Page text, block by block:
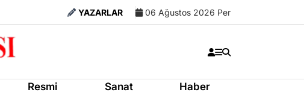
YAZARLAR 06 Ağustos 2026 Per
Resmi
Sanat
Haber